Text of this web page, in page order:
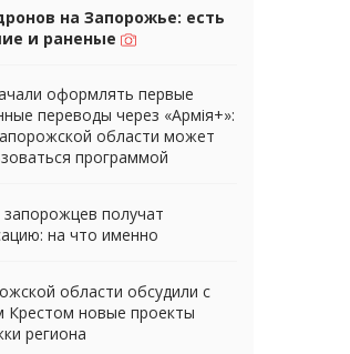
на Запорожье: есть
и раненые
оформлять первые
переводы через «Армія+»:
области может
программой
получат
на что именно
области обсудили с
Крестом новые проекты
региона